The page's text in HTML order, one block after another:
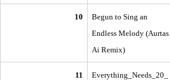
10
Begun to Sing an
Endless Melody (Aurtas
Ai Remix)
11
Everything_Needs_20_